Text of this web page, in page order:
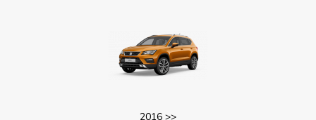
2016 >>